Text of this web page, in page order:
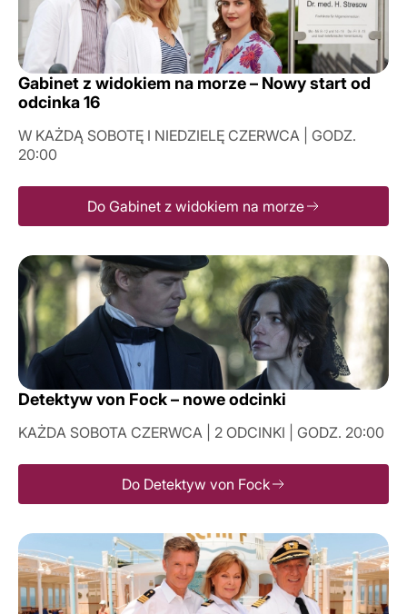
Gabinet z widokiem na morze – Nowy start od
odcinka 16
W KAŻDĄ SOBOTĘ I NIEDZIELĘ CZERWCA | GODZ.
20:00
Do Gabinet z widokiem na morze
Detektyw von Fock – nowe odcinki
KAŻDA SOBOTA CZERWCA | 2 ODCINKI | GODZ. 20:00
Do Detektyw von Fock